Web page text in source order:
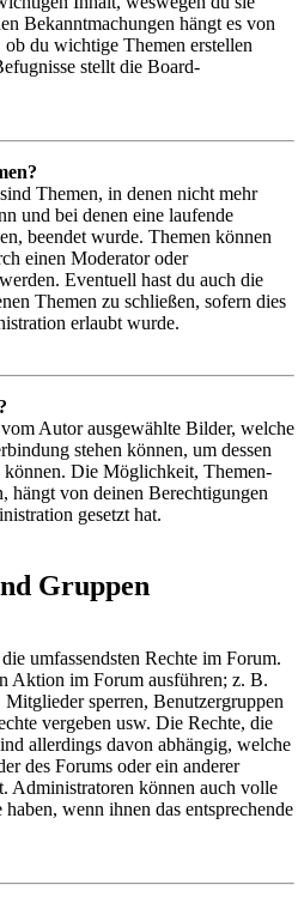
Bekanntmachungen hängt es von
du wichtige Themen erstellen
stellt die Board-
Themen, in denen nicht mehr
und bei denen eine laufende
beendet wurde. Themen können
einen Moderator oder
Eventuell hast du auch die
Themen zu schließen, sofern dies
erlaubt wurde.
Autor ausgewählte Bilder, welche
stehen können, um dessen
können. Die Möglichkeit, Themen-
hängt von deinen Berechtigungen
gesetzt hat.
Gruppen
umfassendsten Rechte im Forum.
Aktion im Forum ausführen; z. B.
Mitglieder sperren, Benutzergruppen
vergeben usw. Die Rechte, die
allerdings davon abhängig, welche
des Forums oder ein anderer
Administratoren können auch volle
wenn ihnen das entsprechende